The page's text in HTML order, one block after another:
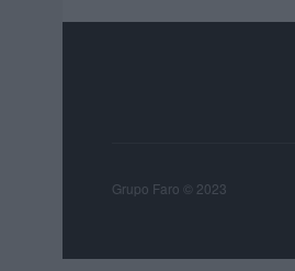
Grupo Faro © 2023